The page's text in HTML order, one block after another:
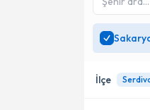
Sadece
bölgesinde
İlçe